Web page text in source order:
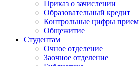
Приказ о зачислении
Образовательный кредит
Контрольные цифры
Общежитие
Студентам
Очное отделение
Заочное отделение